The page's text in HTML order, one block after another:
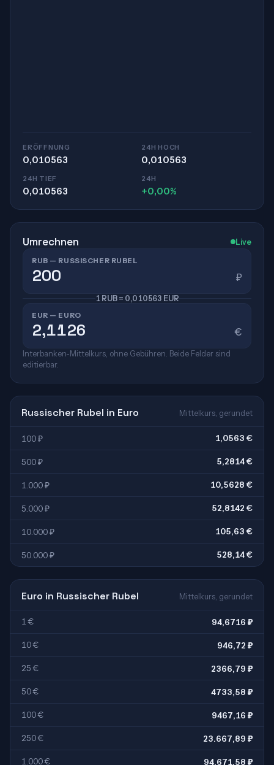
ERÖFFNUNG
0,010563
24H HOCH
0,010563
24H TIEF
0,010563
24H
+0,00%
Umrechnen Live
RUB — RUSSISCHER RUBEL
₽
1 RUB = 0,010563 EUR
EUR — EURO
€
Interbanken-Mittelkurs, ohne Gebühren. Beide Felder sind
editierbar.
Russischer Rubel in Euro Mittelkurs, gerundet
100 ₽ 1,0563 €
500 ₽ 5,2814 €
1.000 ₽ 10,5628 €
5.000 ₽ 52,8142 €
10.000 ₽ 105,63 €
50.000 ₽ 528,14 €
Euro in Russischer Rubel Mittelkurs, gerundet
1 € 94,6716 ₽
10 € 946,72 ₽
25 € 2366,79 ₽
50 € 4733,58 ₽
100 € 9467,16 ₽
250 € 23.667,89 ₽
1.000 € 94.671,58 ₽